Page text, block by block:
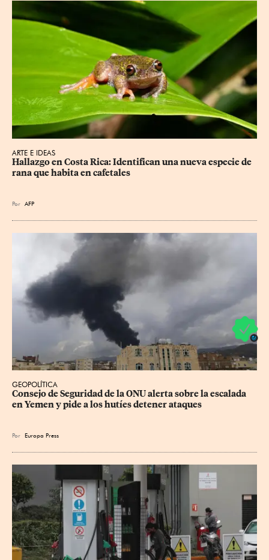
ARTE E IDEAS
Hallazgo en Costa Rica: Identifican una nueva especie de
rana que habita en cafetales
Por AFP
GEOPOLÍTICA
Consejo de Seguridad de la ONU alerta sobre la escalada
en Yemen y pide a los hutíes detener ataques
Por Europa Press